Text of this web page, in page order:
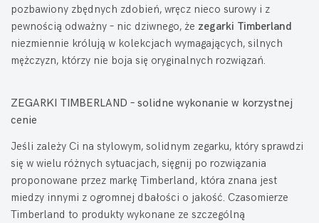
pozbawiony zbędnych zdobień, wręcz nieco surowy i z
pewnością odważny – nic dziwnego, że zegarki Timberland
niezmiennie królują w kolekcjach wymagających, silnych
mężczyzn, którzy nie boja się oryginalnych rozwiązań.
ZEGARKI TIMBERLAND – solidne wykonanie w korzystnej
cenie
Jeśli zależy Ci na stylowym, solidnym zegarku, który sprawdzi
się w wielu różnych sytuacjach, sięgnij po rozwiązania
proponowane przez markę Timberland, która znana jest
miedzy innymi z ogromnej dbałości o jakość. Czasomierze
Timberland to produkty wykonane ze szczególną